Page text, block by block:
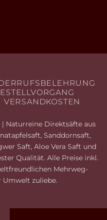
VERSANDKOSTEN
Naturreine Direktsäfte aus
Sanddornsaft,
Saft, Aloe Vera Saft und
Qualität. Alle Preise inkl.
Mehrweg-
Umwelt zuliebe.